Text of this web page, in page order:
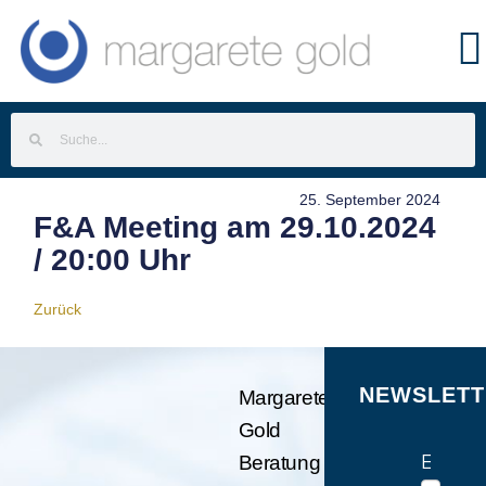
25. September 2024
F&A Meeting am 29.10.2024
/ 20:00 Uhr
Zurück
Margarete
Gold
Beratung